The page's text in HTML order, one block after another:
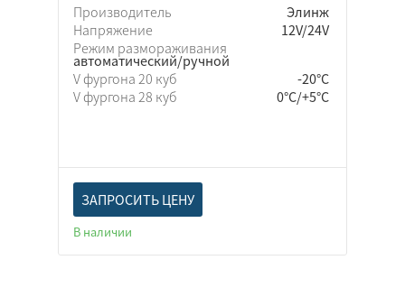
Производитель
Элинж
Напряжение
12V/24V
Режим размораживания
автоматический/ручной
V фургона 20 куб
-20°C
V фургона 28 куб
0°C/+5°C
ЗАПРОСИТЬ ЦЕНУ
В наличии